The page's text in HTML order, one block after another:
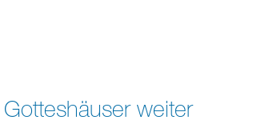
weiter